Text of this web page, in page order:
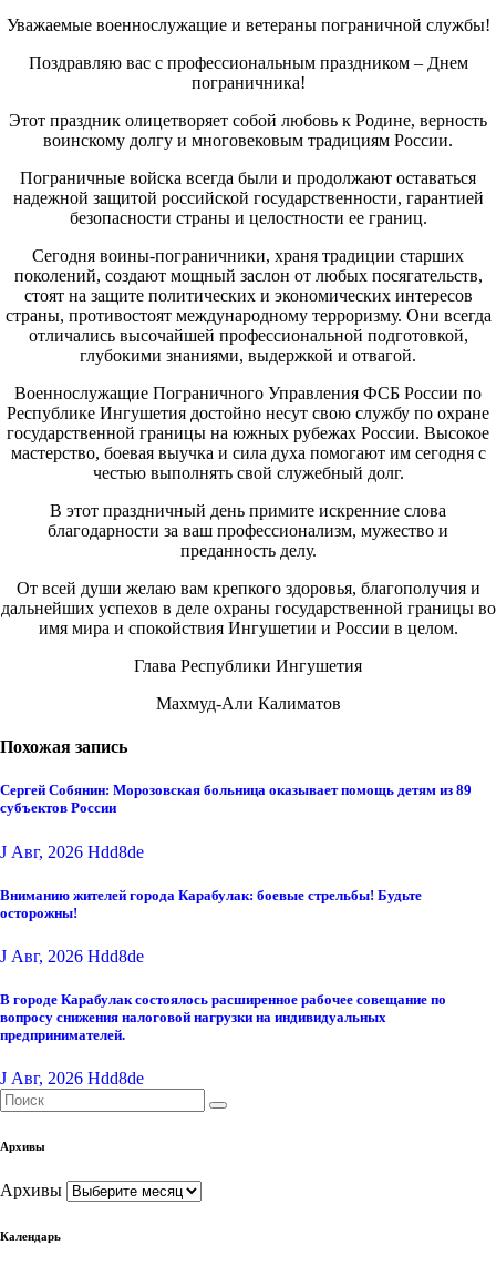
Уважаемые военнослужащие и ветераны пограничной службы!
Поздравляю вас с профессиональным праздником – Днем
пограничника!
Этот праздник олицетворяет собой любовь к Родине, верность
воинскому долгу и многовековым традициям России.
Пограничные войска всегда были и продолжают оставаться
надежной защитой российской государственности, гарантией
безопасности страны и целостности ее границ.
Сегодня воины-пограничники, храня традиции старших
поколений, создают мощный заслон от любых посягательств,
стоят на защите политических и экономических интересов
страны, противостоят международному терроризму. Они всегда
отличались высочайшей профессиональной подготовкой,
глубокими знаниями, выдержкой и отвагой.
Военнослужащие Пограничного Управления ФСБ России по
Республике Ингушетия достойно несут свою службу по охране
государственной границы на южных рубежах России. Высокое
мастерство, боевая выучка и сила духа помогают им сегодня с
честью выполнять свой служебный долг.
В этот праздничный день примите искренние слова
благодарности за ваш профессионализм, мужество и
преданность делу.
От всей души желаю вам крепкого здоровья, благополучия и
дальнейших успехов в деле охраны государственной границы во
имя мира и спокойствия Ингушетии и России в целом.
Глава Республики Ингушетия
Махмуд-Али Калиматов
Похожая запись
Сергей Собянин: Морозовская больница оказывает помощь детям из 89
субъектов России
J Авг, 2026 Hdd8de
Вниманию жителей города Карабулак: боевые стрельбы! Будьте
осторожны!
J Авг, 2026 Hdd8de
В городе Карабулак состоялось расширенное рабочее совещание по
вопросу снижения налоговой нагрузки на индивидуальных
предпринимателей.
J Авг, 2026 Hdd8de
Архивы
Архивы
Календарь